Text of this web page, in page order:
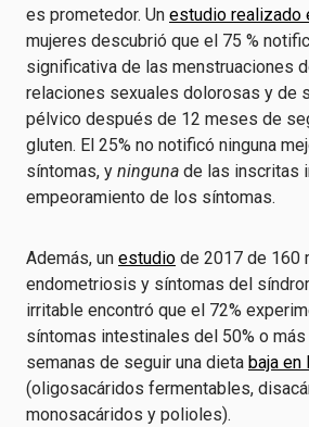
es prometedor. Un estudio realizado
mujeres descubrió que el 75 %
significativa de las menstruaciones
relaciones sexuales dolorosas y de
pélvico después de 12 meses de
gluten. El 25% no notificó ninguna
síntomas, y ninguna de las inscritas
empeoramiento de los síntomas.
Además, un estudio de 2017 de 160
endometriosis y síntomas del
irritable encontró que el 72%
síntomas intestinales del 50% o
semanas de seguir una dieta baja en
(oligosacáridos fermentables,
monosacáridos y polioles).